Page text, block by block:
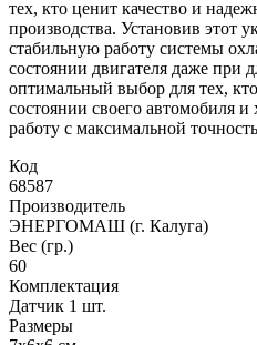
тех, кто ценит качество и
производства. Установив этот
стабильную работу системы
состоянии двигателя даже при
оптимальный выбор для тех,
состоянии своего автомобиля и
работу с максимальной
Код
68587
Производитель
ЭНЕРГОМАШ (г. Калуга)
Вес (гр.)
60
Комплектация
Датчик 1 шт.
Размеры